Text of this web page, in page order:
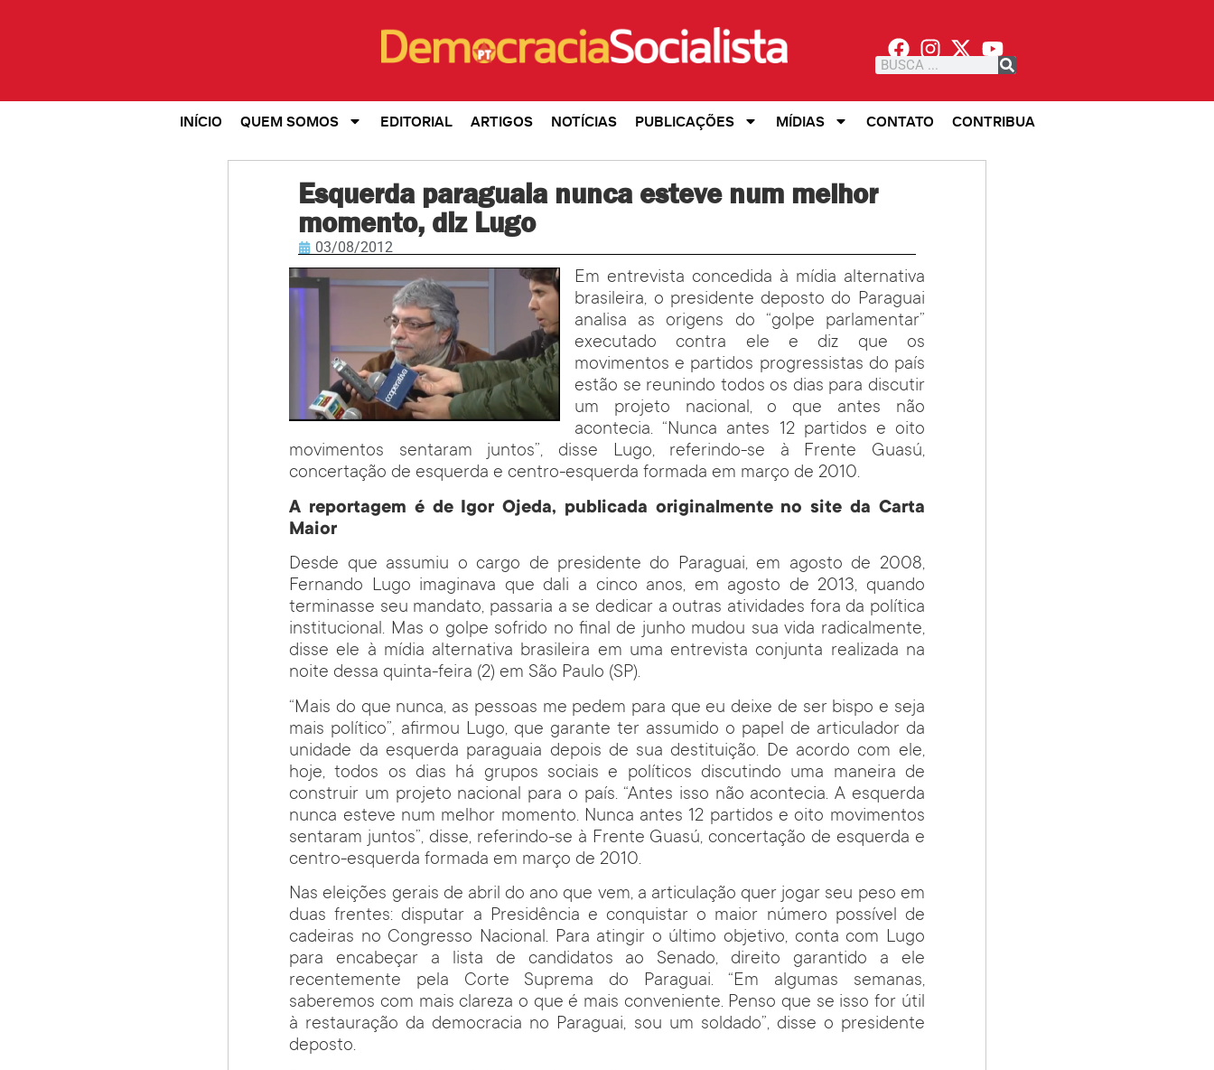
INÍCIO QUEM SOMOS EDITORIAL ARTIGOS NOTÍCIAS PUBLICAÇÕES MÍDIAS CONTATO CONTRIBUA
Esquerda paraguaia nunca esteve num melhor
momento, diz Lugo
03/08/2012
Em entrevista concedida à mídia alternativa
brasileira, o presidente deposto do Paraguai
analisa as origens do “golpe parlamentar”
executado contra ele e diz que os
movimentos e partidos progressistas do país
estão se reunindo todos os dias para discutir
um projeto nacional, o que antes não
acontecia. “Nunca antes 12 partidos e oito
movimentos sentaram juntos”, disse Lugo, referindo-se à Frente Guasú,
concertação de esquerda e centro-esquerda formada em março de 2010.
A reportagem é de Igor Ojeda, publicada originalmente no site da Carta
Maior
Desde que assumiu o cargo de presidente do Paraguai, em agosto de 2008,
Fernando Lugo imaginava que dali a cinco anos, em agosto de 2013, quando
terminasse seu mandato, passaria a se dedicar a outras atividades fora da política
institucional. Mas o golpe sofrido no final de junho mudou sua vida radicalmente,
disse ele à mídia alternativa brasileira em uma entrevista conjunta realizada na
noite dessa quinta-feira (2) em São Paulo (SP).
“Mais do que nunca, as pessoas me pedem para que eu deixe de ser bispo e seja
mais político”, afirmou Lugo, que garante ter assumido o papel de articulador da
unidade da esquerda paraguaia depois de sua destituição. De acordo com ele,
hoje, todos os dias há grupos sociais e políticos discutindo uma maneira de
construir um projeto nacional para o país. “Antes isso não acontecia. A esquerda
nunca esteve num melhor momento. Nunca antes 12 partidos e oito movimentos
sentaram juntos”, disse, referindo-se à Frente Guasú, concertação de esquerda e
centro-esquerda formada em março de 2010.
Nas eleições gerais de abril do ano que vem, a articulação quer jogar seu peso em
duas frentes: disputar a Presidência e conquistar o maior número possível de
cadeiras no Congresso Nacional. Para atingir o último objetivo, conta com Lugo
para encabeçar a lista de candidatos ao Senado, direito garantido a ele
recentemente pela Corte Suprema do Paraguai. “Em algumas semanas,
saberemos com mais clareza o que é mais conveniente. Penso que se isso for útil
à restauração da democracia no Paraguai, sou um soldado”, disse o presidente
deposto.